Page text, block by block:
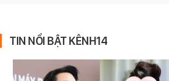
TIN NỔI BẬT KÊNH14